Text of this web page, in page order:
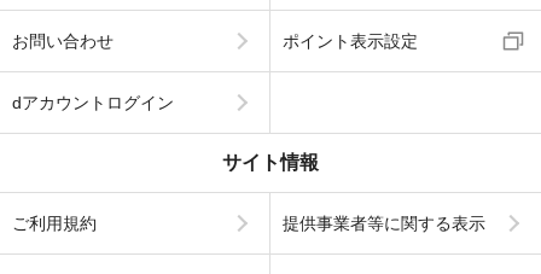
お問い合わせ ポイント表示設定
dアカウントログイン
サイト情報
ご利用規約 提供事業者等に関する表示